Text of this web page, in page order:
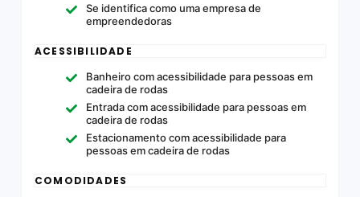
Se identifica como uma empresa de
empreendedoras
ACESSIBILIDADE
Banheiro com acessibilidade para pessoas em
cadeira de rodas
Entrada com acessibilidade para pessoas em
cadeira de rodas
Estacionamento com acessibilidade para
pessoas em cadeira de rodas
COMODIDADES